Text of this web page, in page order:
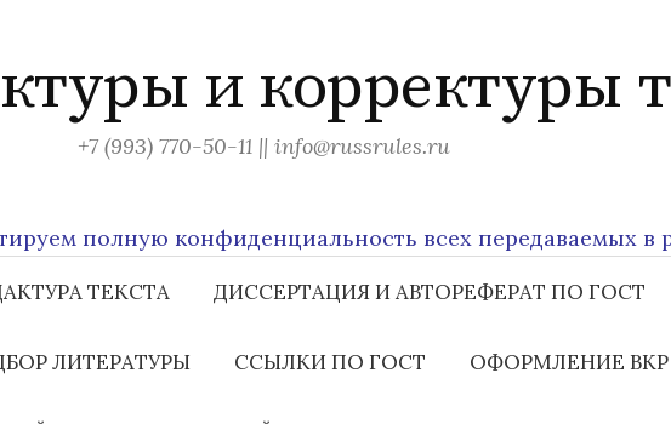
и корректуры
+7 (993) 770-50-11 || info@russrules.ru
полную конфиденциальность всех передаваемых в
ТЕКСТА ДИССЕРТАЦИЯ И АВТОРЕФЕРАТ ПО ГОСТ
ЛИТЕРАТУРЫ ССЫЛКИ ПО ГОСТ ОФОРМЛЕНИЕ ВКР